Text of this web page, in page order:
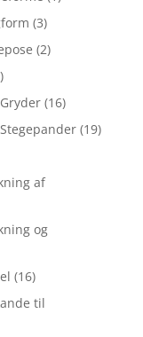
(3)
(2)
(16)
(19)
af
og
(16)
til